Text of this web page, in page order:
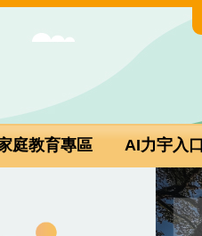
庭教育專區 AI力宇入口